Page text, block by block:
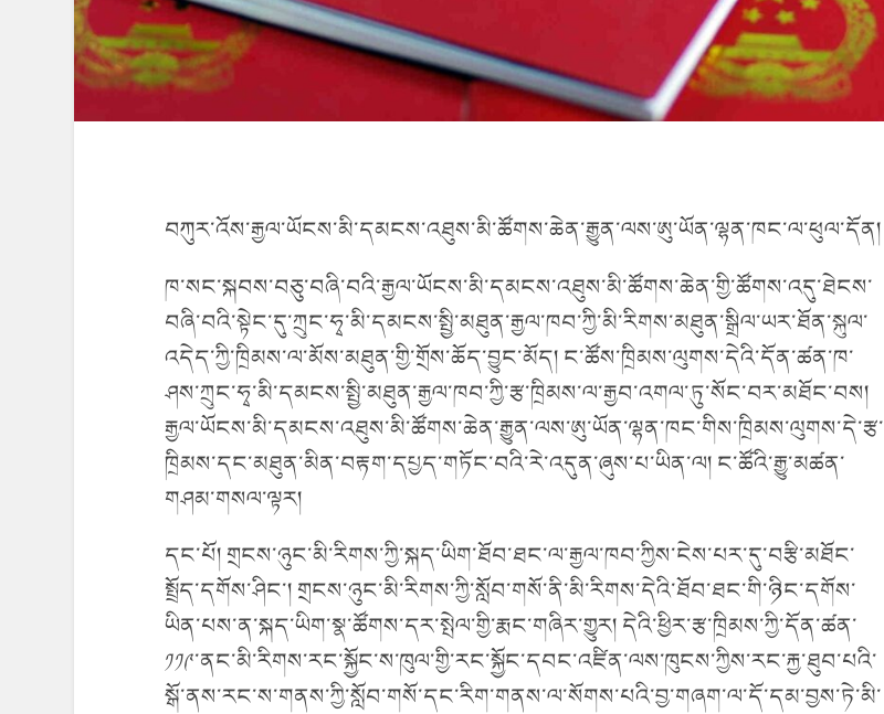
བཀུར་འོས་རྒྱལ་ཡོངས་མི་དམངས་འཐུས་མི་ཚོགས་ཆེན་རྒྱུན་ལས་ཨུ་ཡོན་ལྷན་ཁང་ལ་ཕུལ་དོན།
ཁ་སང་སྐབས་བཅུ་བཞི་བའི་རྒྱལ་ཡོངས་མི་དམངས་འཐུས་མི་ཚོགས་ཆེན་གྱི་ཚོགས་འདུ་ཐེངས་
བཞི་བའི་སྟེང་དུ་ཀྲུང་ཧྭ་མི་དམངས་སྤྱི་མཐུན་རྒྱལ་ཁབ་ཀྱི་མི་རིགས་མཐུན་སྒྲིལ་ཡར་ཐོན་སྐུལ་
འདེད་ཀྱི་ཁྲིམས་ལ་མོས་མཐུན་གྱི་གྲོས་ཆོད་བྱུང་མོད། ང་ཚོས་ཁྲིམས་ལུགས་དེའི་དོན་ཚན་ཁ་
ཤས་ཀྲུང་ཧྭ་མི་དམངས་སྤྱི་མཐུན་རྒྱལ་ཁབ་ཀྱི་རྩ་ཁྲིམས་ལ་རྒྱབ་འགལ་ཏུ་སོང་བར་མཐོང་བས།
རྒྱལ་ཡོངས་མི་དམངས་འཐུས་མི་ཚོགས་ཆེན་རྒྱུན་ལས་ཨུ་ཡོན་ལྷན་ཁང་གིས་ཁྲིམས་ལུགས་དེ་རྩ་
ཁྲིམས་དང་མཐུན་མིན་བརྟག་དཔྱད་གཏོང་བའི་རེ་འདུན་ཞུས་པ་ཡིན་ལ། ང་ཚོའི་རྒྱུ་མཚན་
གཤམ་གསལ་ལྟར།
དང་པོ། གྲངས་ཉུང་མི་རིགས་ཀྱི་སྐད་ཡིག་ཐོབ་ཐང་ལ་རྒྱལ་ཁབ་ཀྱིས་ངེས་པར་དུ་བརྩི་མཐོང་
སྤྲོད་དགོས་ཤིང་། གྲངས་ཉུང་མི་རིགས་ཀྱི་སློབ་གསོ་ནི་མི་རིགས་དེའི་ཐོབ་ཐང་གི་ཉིང་དགོས་
ཡིན་པས་ན་སྐད་ཡིག་སྣ་ཚོགས་དར་སྤེལ་གྱི་རྨང་གཞིར་གྱུར། དེའི་ཕྱིར་རྩ་ཁྲིམས་ཀྱི་དོན་ཚན་
༡༡༩་ནང་མི་རིགས་རང་སྐྱོང་ས་ཁུལ་གྱི་རང་སྐྱོང་དབང་འཛིན་ལས་ཁུངས་ཀྱིས་རང་རྐྱ་ཐུབ་པའི་
སྒོ་ནས་རང་ས་གནས་ཀྱི་སློབ་གསོ་དང་རིག་གནས་ལ་སོགས་པའི་བྱ་གཞག་ལ་དོ་དམ་བྱས་ཏེ་མི་